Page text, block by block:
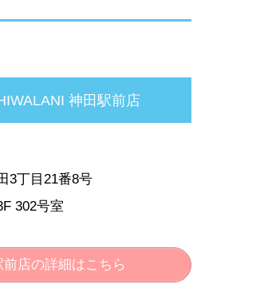
神田駅前店
3丁目21番8号
302号室
前店の詳細はこちら